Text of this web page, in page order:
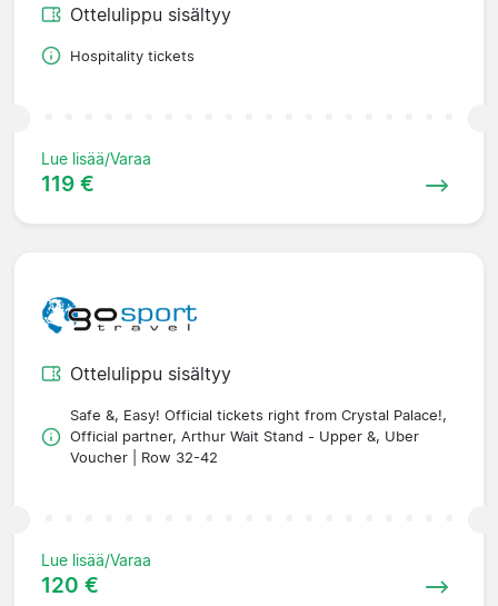
Ottelulippu sisältyy
Hospitality tickets
Lue lisää/Varaa
119 €
Ottelulippu sisältyy
Safe &, Easy! Official tickets right from Crystal Palace!,
Official partner, Arthur Wait Stand - Upper &, Uber
Voucher | Row 32-42
Lue lisää/Varaa
120 €